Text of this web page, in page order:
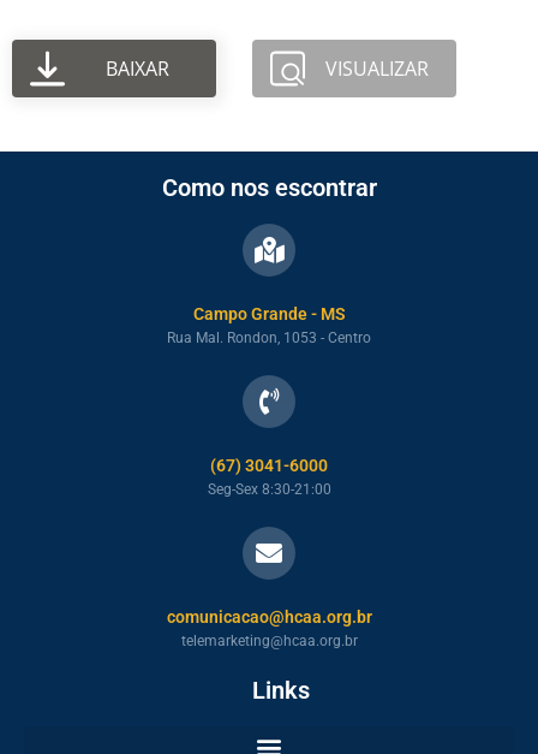
BAIXAR VISUALIZAR
Como nos escontrar
Campo Grande - MS
Rua Mal. Rondon, 1053 - Centro
(67) 3041-6000
Seg-Sex 8:30-21:00
comunicacao@hcaa.org.br
telemarketing@hcaa.org.br
Links